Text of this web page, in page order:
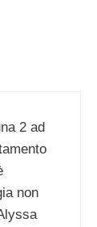
2 ad
non